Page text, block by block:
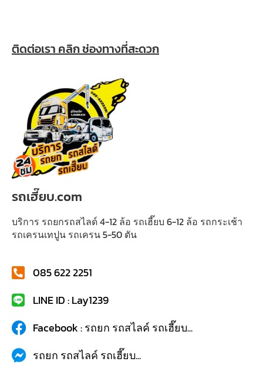
ติดต่อเรา คลิก ช่องทางที่สะดวก
รถเฮี๊ยบ.com
บริการ รถยกรถสไลด์ 4-12 ล้อ รถเฮี๊ยบ 6-12 ล้อ รถกระเช้า
รถเครนเทปูน รถเครน 5-50 ตัน
085 622 2251
LINE ID : Lay1239
Facebook : รถยก รถสไลค์ รถเฮี๊ยบ...
รถยก รถสไลค์ รถเฮี๊ยบ...